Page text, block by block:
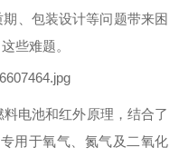
、包装设计等问题带来困
些难题。
料电池和红外原理，结合了
用于氧气、氮气及二氧化